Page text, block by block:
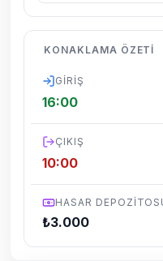
dönemsel olarak
KONAKLAMA ÖZETI
GIRIŞ
16:00
ÇIKIŞ
10:00
HASAR
₺3.000